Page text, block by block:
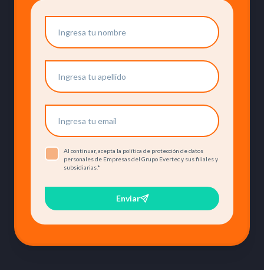
Al continuar, acepta la política de protección de datos
personales de Empresas del Grupo Evertec y sus filiales y
subsidiarias.*
Enviar